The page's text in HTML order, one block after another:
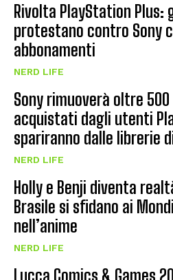
Rivolta PlayStation Plus:
protestano contro Sony
abbonamenti
NERD LIFE
Sony rimuoverà oltre
acquistati dagli utenti
spariranno dalle librerie
NERD LIFE
Holly e Benji diventa
Brasile si sfidano ai
nell’anime
NERD LIFE
Lucca Comics & Games